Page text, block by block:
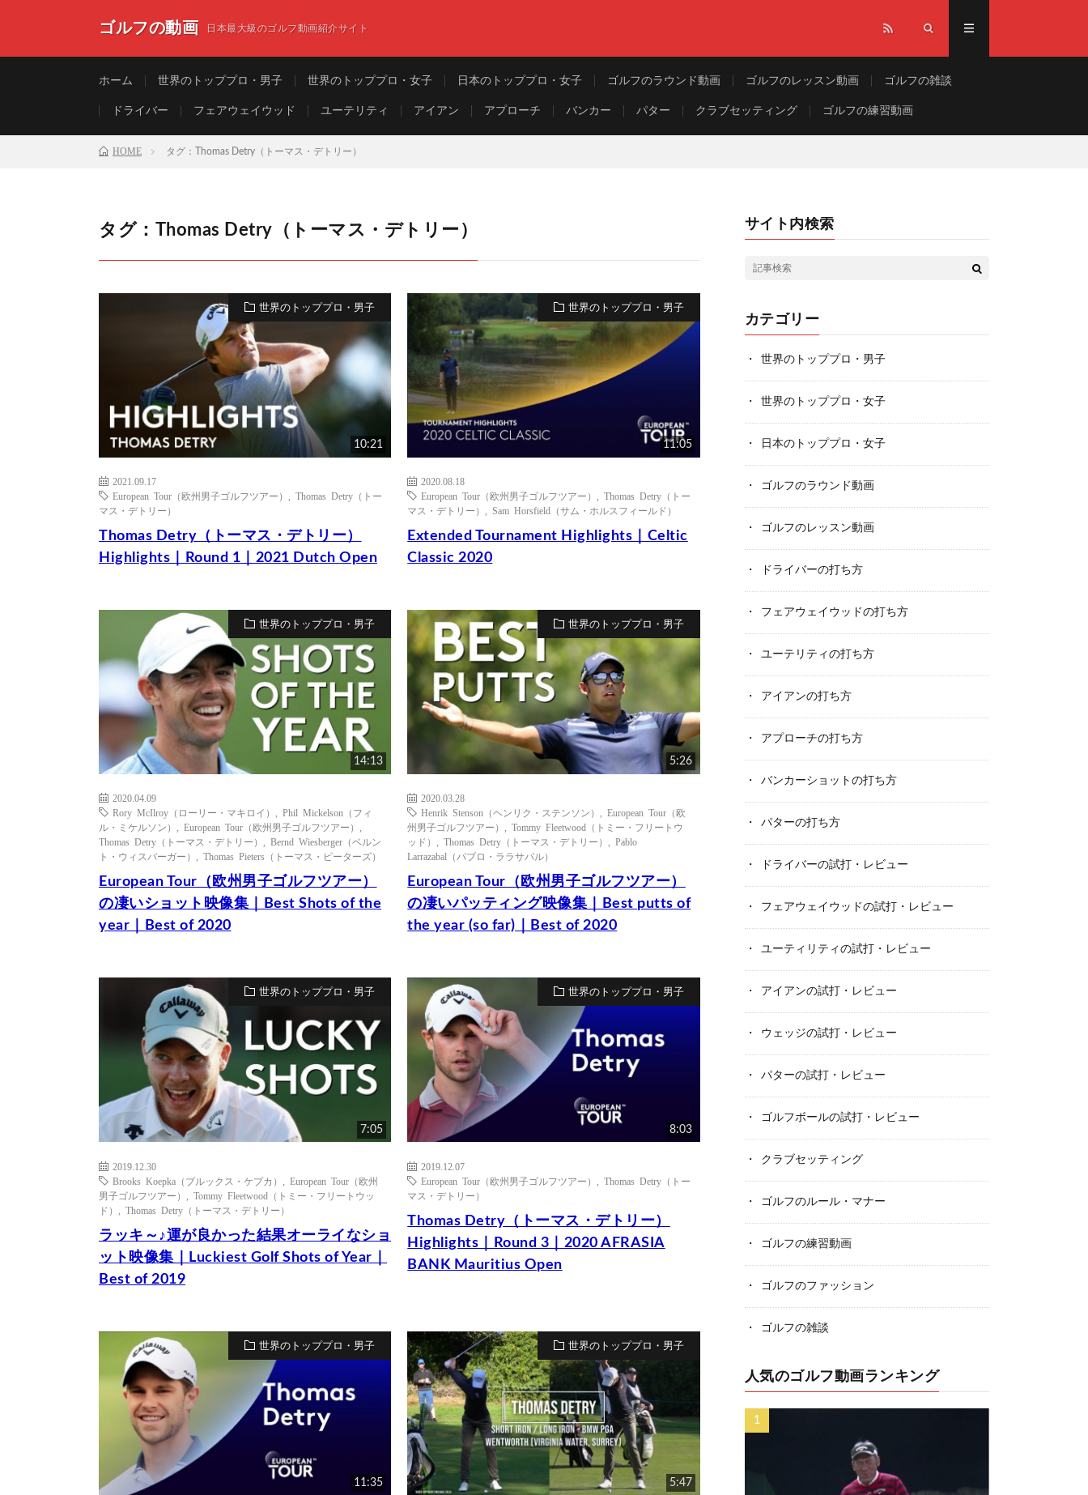
ゴルフの動画 日本最大級のゴルフ動画紹介サイト
ホーム 世界のトッププロ・男子 世界のトッププロ・女子 日本のトッププロ・女子 ゴルフのラウンド動画 ゴルフのレッスン動画 ゴルフの雑談
ドライバー フェアウェイウッド ユーテリティ アイアン アプローチ バンカー パター クラブセッティング ゴルフの練習動画
HOME タグ：Thomas Detry（トーマス・デトリー）
タグ：Thomas Detry（トーマス・デトリー）
世界のトッププロ・男子
10:21
2021.09.17
European Tour（欧州男子ゴルフツアー）
Thomas Detry（トー
マス・デトリー）
Thomas Detry（トーマス・デトリー）
Highlights｜Round 1｜2021 Dutch Open
世界のトッププロ・男子
11:05
2020.08.18
European Tour（欧州男子ゴルフツアー）
,Thomas Detry（トー
マス・デトリー）
Sam Horsfield（サム・ホルスフィールド）
Extended Tournament Highlights｜Celtic
Classic 2020
世界のトッププロ・男子
14:13
2020.04.09
Rory McIlroy（ローリー・マキロイ）
Phil Mickelson（フィ
ル・ミケルソン）
European Tour（欧州男子ゴルフツアー）
Thomas Detry（トーマス・デトリー）
Bernd Wiesberger（ベルン
ト・ウィスバーガー）
Thomas Pieters（トーマス・ピーターズ）
European Tour（欧州男子ゴルフツアー）
の凄いショット映像集｜Best Shots of the
year｜Best of 2020
世界のトッププロ・男子
5:26
2020.03.28
Henrik Stenson（ヘンリク・ステンソン）
,European Tour（欧
州男子ゴルフツアー）
,Tommy Fleetwood（トミー・フリートウ
ッド）
,Thomas Detry（トーマス・デトリー） ,Pablo
Larrazabal（パブロ・ララサバル）
European Tour（欧州男子ゴルフツアー）
の凄いパッティング映像集｜Best putts of
the year (so far)｜Best of 2020
世界のトッププロ・男子
7:05
2019.12.30
Brooks Koepka（ブルックス・ケプカ）
European Tour（欧州
男子ゴルフツアー）
Tommy Fleetwood（トミー・フリートウッ
ド）
Thomas Detry（トーマス・デトリー）
ラッキ～♪運が良かった結果オーライなショ
ット映像集｜Luckiest Golf Shots of Year｜
Best of 2019
世界のトッププロ・男子
8:03
2019.12.07
European Tour（欧州男子ゴルフツアー）
,Thomas Detry（トー
マス・デトリー）
Thomas Detry（トーマス・デトリー）
Highlights｜Round 3｜2020 AFRASIA
BANK Mauritius Open
世界のトッププロ・男子
11:35
世界のトッププロ・男子
5:47
サイト内検索
カテゴリー
世界のトッププロ・男子
世界のトッププロ・女子
日本のトッププロ・女子
ゴルフのラウンド動画
ゴルフのレッスン動画
ドライバーの打ち方
フェアウェイウッドの打ち方
ユーテリティの打ち方
アイアンの打ち方
アプローチの打ち方
バンカーショットの打ち方
パターの打ち方
ドライバーの試打・レビュー
フェアウェイウッドの試打・レビュー
ユーティリティの試打・レビュー
アイアンの試打・レビュー
ウェッジの試打・レビュー
パターの試打・レビュー
ゴルフボールの試打・レビュー
クラブセッティング
ゴルフのルール・マナー
ゴルフの練習動画
ゴルフのファッション
ゴルフの雑談
人気のゴルフ動画ランキング